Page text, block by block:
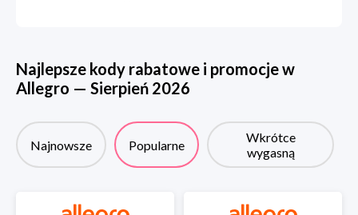
Najlepsze kody rabatowe i promocje w
Allegro — Sierpień 2026
Najnowsze Popularne
Wkrótce
wygasną